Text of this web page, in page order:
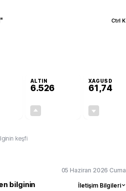
" Ctrl K
ALTIN
6.526
XAGUSD
61,74
keşfi
bilginin
05 Haziran 2026 Cuma
İletişim Bilgileri